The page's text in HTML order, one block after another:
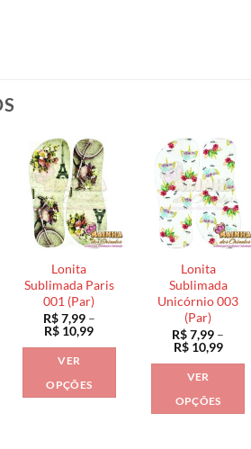
Lonita
Sublimada Paris
001 (Par)
R$7,99 –
R$ 10,99Faixa
VER
OPÇÕES
Lonita
Sublimada
Unicórnio 003
(Par)
R$7,99 –
R$10,99Faixa
VER
OPÇÕES